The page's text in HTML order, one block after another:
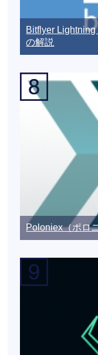
Bitflyer Lightning
の解説
Poloniex（ポロ